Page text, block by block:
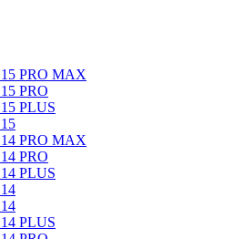
PRO MAX
PRO
PLUS
PRO MAX
PRO
PLUS
PLUS